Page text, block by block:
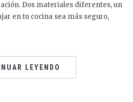
Dos materiales diferentes, un
en tu cocina sea más seguro,
LEYENDO